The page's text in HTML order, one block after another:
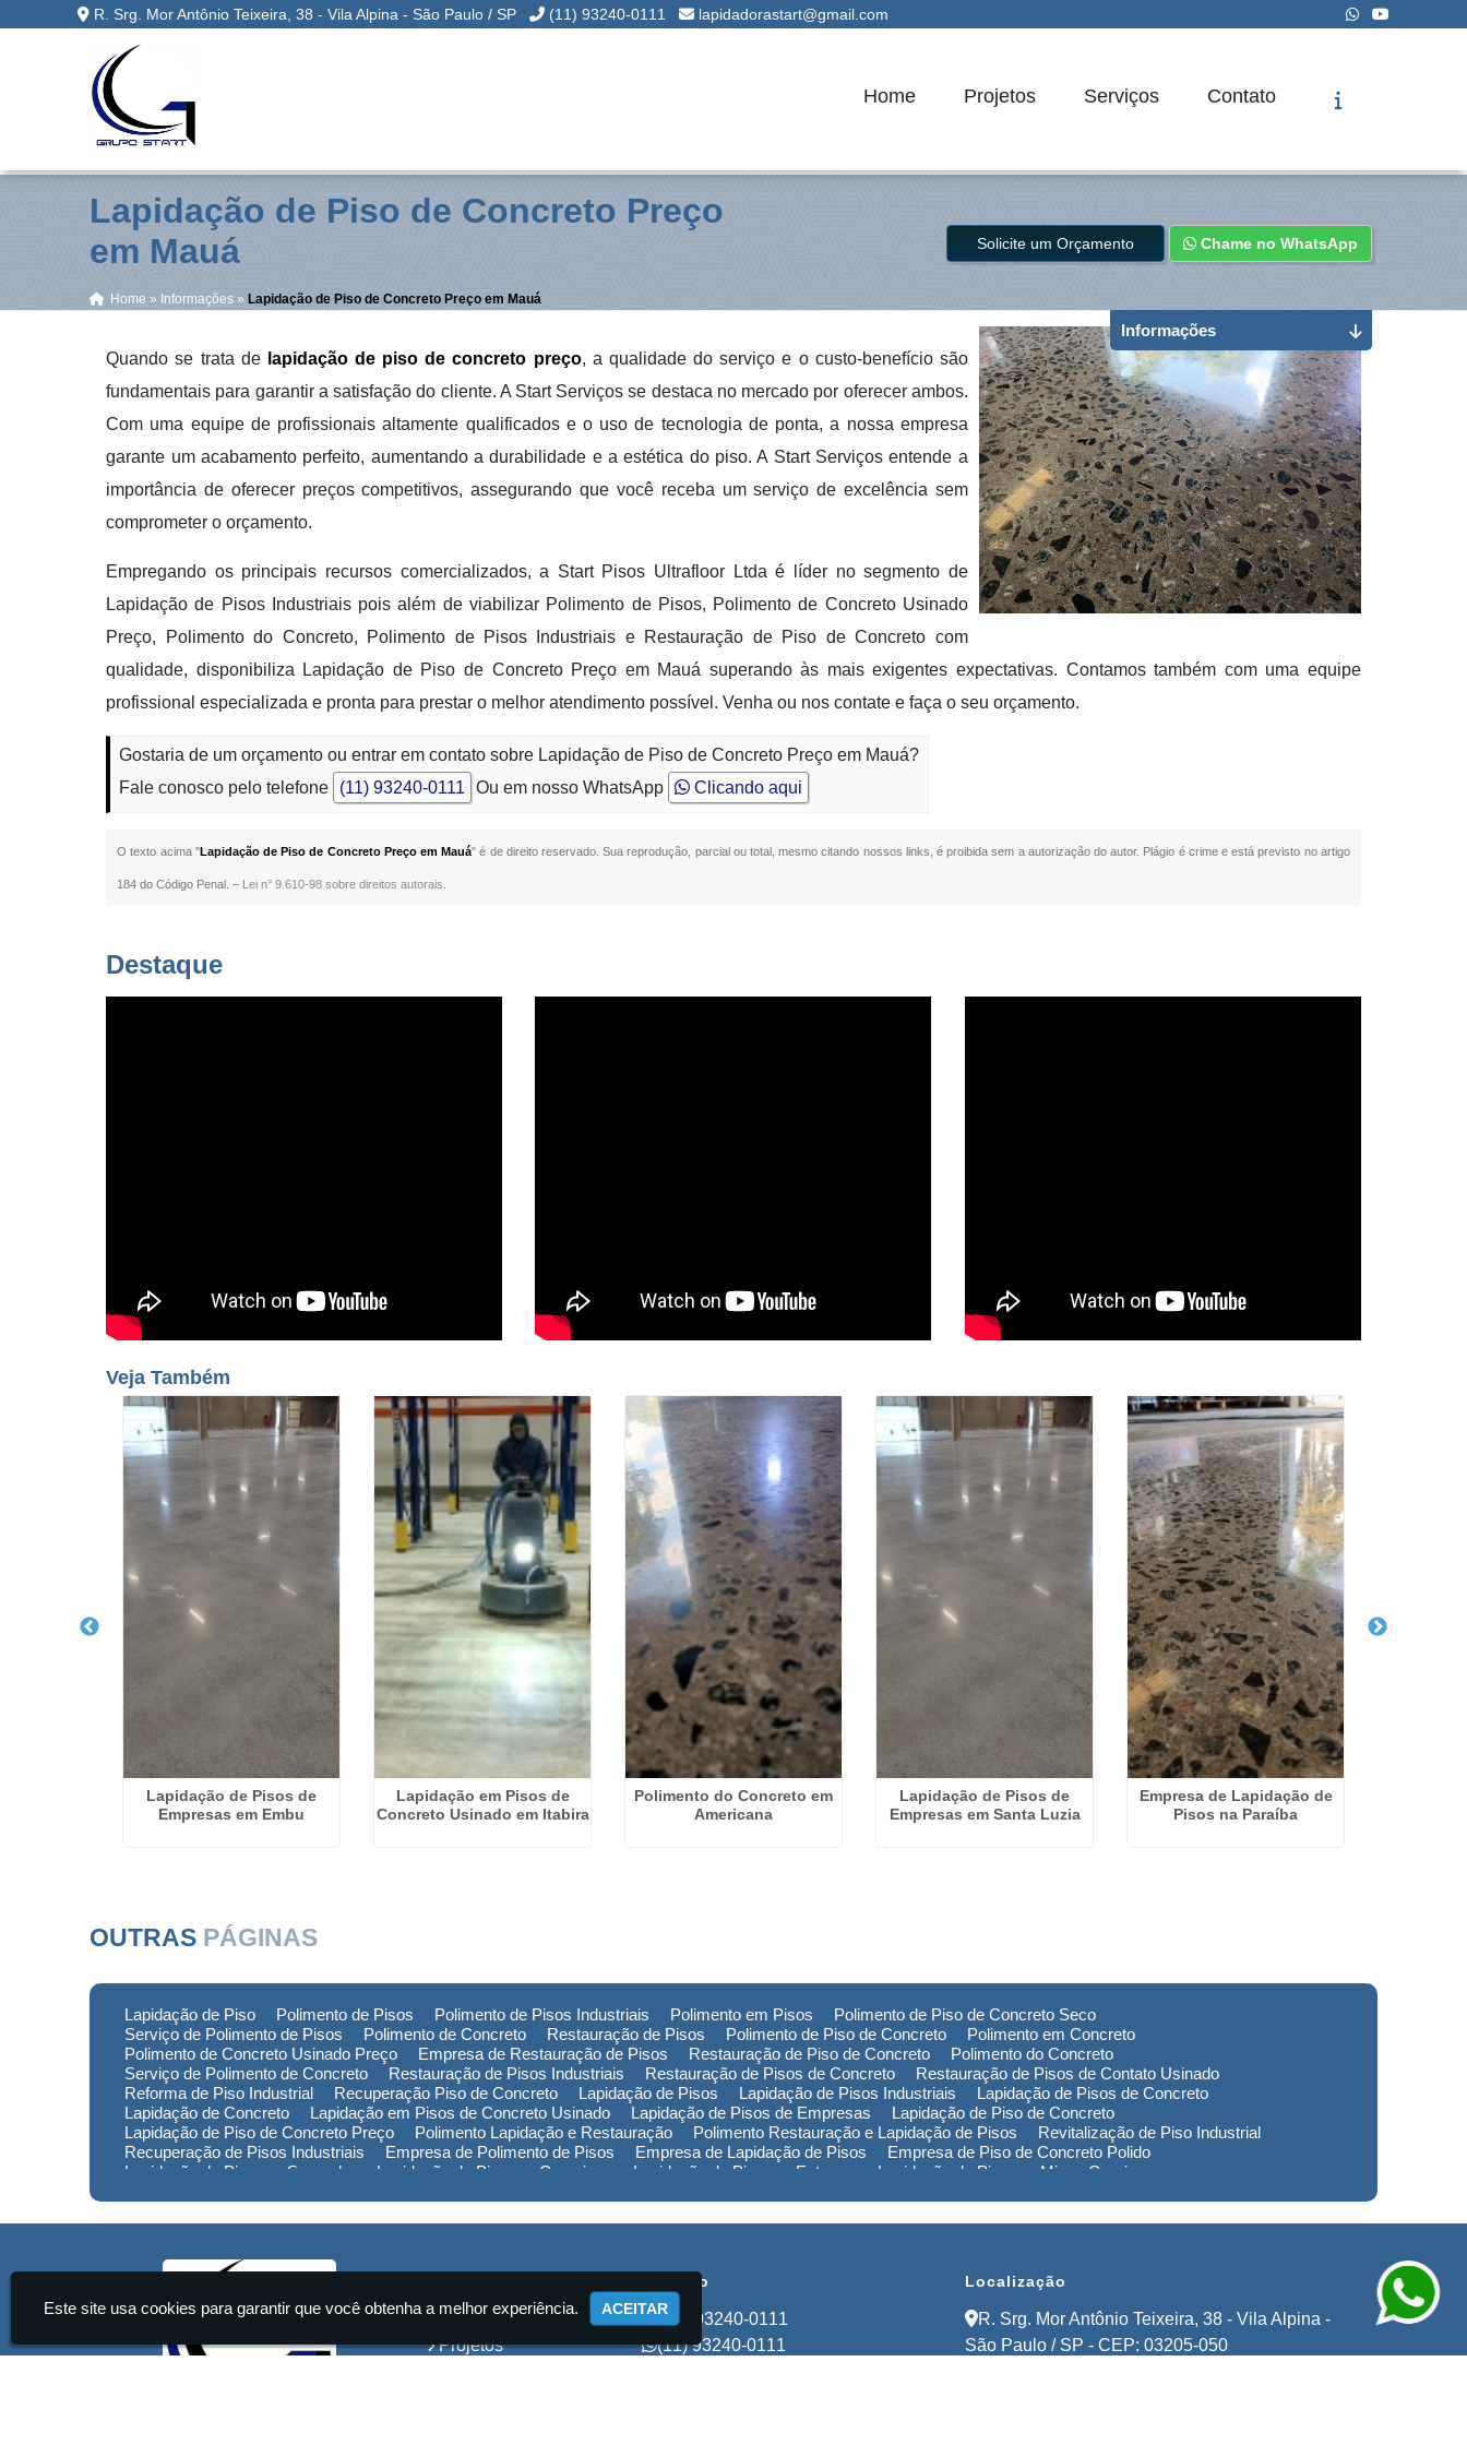
R. Srg. Mor Antônio Teixeira, 38 - Vila Alpina - São Paulo / SP (11) 93240-0111 lapidadorastart@gmail.com
Home Projetos Serviços Contato
Lapidação de Piso de Concreto Preço
em Mauá
Home » Informações » Lapidação de Piso de Concreto Preço em Mauá
Solicite um Orçamento Chame no WhatsApp
Quando se trata de lapidação de piso de concreto preço, a qualidade do serviço e o custo-benefício são
fundamentais para garantir a satisfação do cliente. A Start Serviços se destaca no mercado por oferecer ambos.
Com uma equipe de profissionais altamente qualificados e o uso de tecnologia de ponta, a nossa empresa
garante um acabamento perfeito, aumentando a durabilidade e a estética do piso. A Start Serviços entende a
importância de oferecer preços competitivos, assegurando que você receba um serviço de excelência sem
comprometer o orçamento.
Empregando os principais recursos comercializados, a Start Pisos Ultrafloor Ltda é líder no segmento de
Lapidação de Pisos Industriais pois além de viabilizar Polimento de Pisos, Polimento de Concreto Usinado
Preço, Polimento do Concreto, Polimento de Pisos Industriais e Restauração de Piso de Concreto com
qualidade, disponibiliza Lapidação de Piso de Concreto Preço em Mauá superando às mais exigentes expectativas. Contamos também com uma equipe
profissional especializada e pronta para prestar o melhor atendimento possível. Venha ou nos contate e faça o seu orçamento.
Gostaria de um orçamento ou entrar em contato sobre Lapidação de Piso de Concreto Preço em Mauá?
Fale conosco pelo telefone
(11) 93240-0111 Ou em nosso WhatsApp Clicando aqui
O texto acima "Lapidação de Piso de Concreto Preço em Mauá" é de direito reservado. Sua reprodução, parcial ou total, mesmo citando nossos links, é proibida sem a autorização do autor. Plágio é crime e está previsto no artigo
184 do Código Penal. – Lei n° 9.610-98 sobre direitos autorais
Informações
Destaque
Veja Também
Lapidação de Pisos de
Empresas em Embu
Lapidação em Pisos de
Concreto Usinado em Itabira
Polimento do Concreto em
Americana
Lapidação de Pisos de
Empresas em Santa Luzia
Empresa de Lapidação de
Pisos na Paraíba
OUTRAS PÁGINAS
Lapidação de Piso Polimento de Pisos Polimento de Pisos Industriais Polimento em Pisos
Polimento de Piso de Concreto Seco
Serviço de Polimento de Pisos
Polimento de Concreto Restauração de Pisos Polimento de Piso de Concreto
Polimento em Concreto
Polimento de Concreto Usinado Preço
Empresa de Restauração de Pisos Restauração de Piso de Concreto
Polimento do Concreto
Serviço de Polimento de Concreto
Restauração de Pisos Industriais Restauração de Pisos de Concreto
Restauração de Pisos de Contato Usinado
Reforma de Piso Industrial
Recuperação Piso de Concreto Lapidação de Pisos Lapidação de Pisos Industriais
Lapidação de Pisos de Concreto
Lapidação de Concreto
Lapidação em Pisos de Concreto Usinado Lapidação de Pisos de Empresas
Lapidação de Piso de Concreto
Lapidação de Piso de Concreto Preço
Polimento Lapidação e Restauração Polimento Restauração e Lapidação de Pisos
Revitalização de Piso Industrial
Recuperação de Pisos Industriais
Empresa de Polimento de Pisos Empresa de Lapidação de Pisos
Empresa de Piso de Concreto Polido
Lapidação de Piso em Sorocaba
Lapidação de Piso em Campinas Lapidação de Piso em Extrema
Lapidação de Piso em Minas Gerais
Home
Projetos
Contato
(11) 93240-0111
(11) 93240-0111
Localização
R. Srg. Mor Antônio Teixeira, 38 - Vila Alpina -
São Paulo / SP - CEP: 03205-050
Este site usa cookies para garantir que você obtenha a melhor experiência. ACEITAR